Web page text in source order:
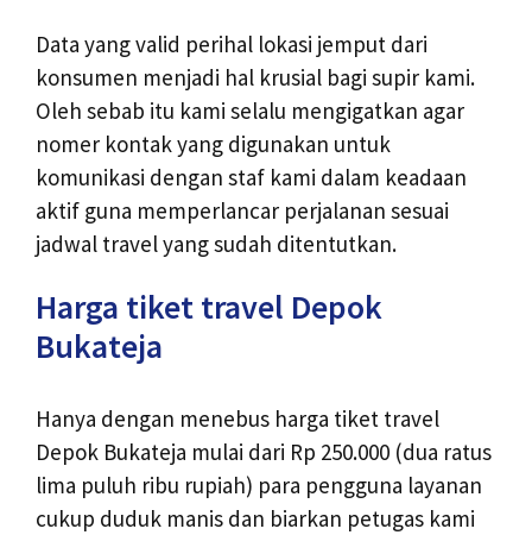
Data yang valid perihal lokasi jemput dari
konsumen menjadi hal krusial bagi supir kami.
Oleh sebab itu kami selalu mengigatkan agar
nomer kontak yang digunakan untuk
komunikasi dengan staf kami dalam keadaan
aktif guna memperlancar perjalanan sesuai
jadwal travel yang sudah ditentutkan.
Harga tiket travel Depok
Bukateja
Hanya dengan menebus harga tiket travel
Depok Bukateja mulai dari Rp 250.000 (dua ratus
lima puluh ribu rupiah) para pengguna layanan
cukup duduk manis dan biarkan petugas kami